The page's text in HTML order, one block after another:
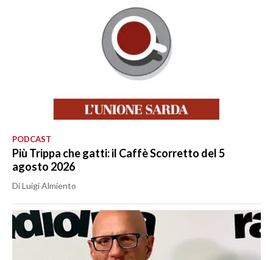
PODCAST
Più Trippa che gatti: il Caffè Scorretto del 5
agosto 2026
Di Luigi Almiento